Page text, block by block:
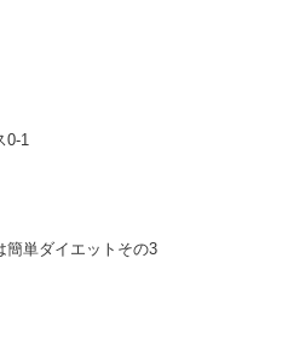
0-1
簡単ダイエットその3